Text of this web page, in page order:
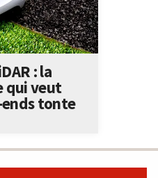
: la
qui veut
ends tonte